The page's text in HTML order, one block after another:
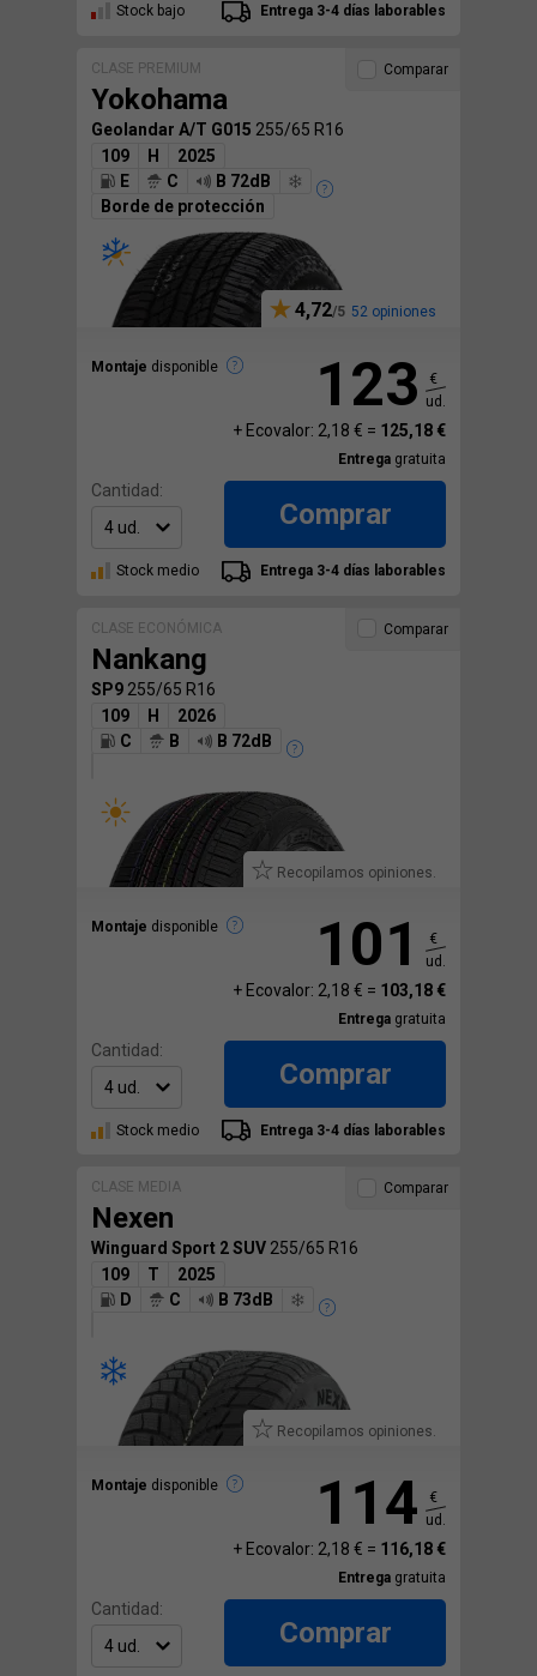
Stock bajo Entrega 3-4 días laborables
CLASE PREMIUM
Yokohama
Geolandar A/T G015 255/65 R16
109
H
2025
E
C
B 72dB
Borde de protección
4,72 52 opiniones
Montaje disponible
Comparar
123
€
ud.
+ Ecovalor: 2,18 € = 125,18 €
Entrega gratuita
Cantidad:
Comprar
Stock medio Entrega 3-4 días laborables
CLASE ECONÓMICA
Nankang
SP9 255/65 R16
109
H
2026
C
B B 72dB
Recopilamos opiniones.
Montaje disponible
Comparar
101
€
ud.
+ Ecovalor: 2,18 € = 103,18 €
Entrega gratuita
Cantidad:
Comprar
Stock medio Entrega 3-4 días laborables
CLASE MEDIA
Nexen
Winguard Sport 2 SUV 255/65 R16
109
T
2025
D
C B 73dB
Recopilamos opiniones.
Montaje disponible
Comparar
114
€
ud.
+ Ecovalor: 2,18 € = 116,18 €
Entrega gratuita
Cantidad:
Comprar